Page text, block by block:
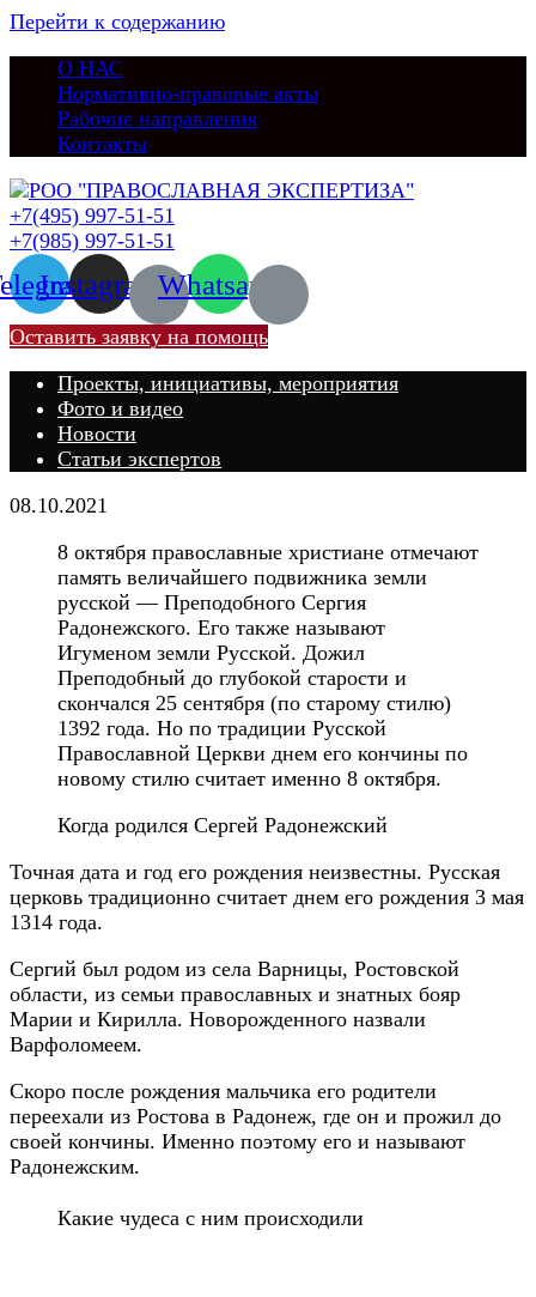
Перейти к содержанию
О НАС
Нормативно-правовые акты
Рабочие направления
Контакты
+7(495) 997-51-51
+7(985) 997-51-51
InstagramWhatsapp
Оставить заявку на помощь
Проекты, инициативы, мероприятия
Фото и видео
Новости
Статьи экспертов
08.10.2021
8 октября православные христиане отмечают
память величайшего подвижника земли
русской — Преподобного Сергия
Радонежского. Его также называют
Игуменом земли Русской. Дожил
Преподобный до глубокой старости и
скончался 25 сентября (по старому стилю)
1392 года. Но по традиции Русской
Православной Церкви днем его кончины по
новому стилю считает именно 8 октября.
Когда родился Сергей Радонежский
Точная дата и год его рождения неизвестны. Русская
церковь традиционно считает днем его рождения 3 мая
1314 года.
Сергий был родом из села Варницы, Ростовской
области, из семьи православных и знатных бояр
Марии и Кирилла. Новорожденного назвали
Варфоломеем.
Скоро после рождения мальчика его родители
переехали из Ростова в Радонеж, где он и прожил до
своей кончины. Именно поэтому его и называют
Радонежским.
Какие чудеса с ним происходили